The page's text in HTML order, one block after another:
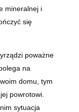
mineralnej i
się
poważne
na
domu, tym
powrotowi.
sytuacja